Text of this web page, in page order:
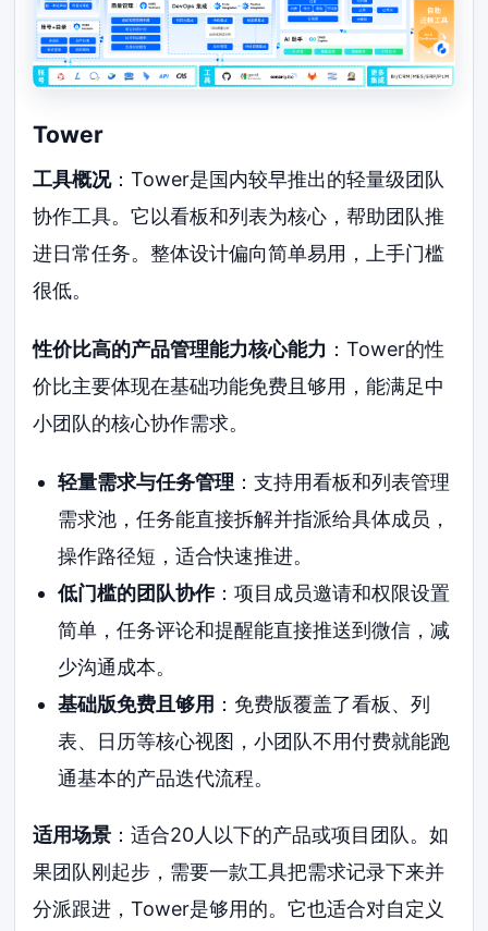
Tower
工具概况：Tower是国内较早推出的轻量级团队
协作工具。它以看板和列表为核心，帮助团队推
进日常任务。整体设计偏向简单易用，上手门槛
很低。
性价比高的产品管理能力核心能力 ：Tower的性
价比主要体现在基础功能免费且够用，能满足中
小团队的核心协作需求。
轻量需求与任务管理 ：支持用看板和列表管理
需求池，任务能直接拆解并指派给具体成员，
操作路径短，适合快速推进。
低门槛的团队协作：项目成员邀请和权限设置
简单，任务评论和提醒能直接推送到微信，减
少沟通成本。
基础版免费且够用 ：免费版覆盖了看板、列
表、日历等核心视图，小团队不用付费就能跑
通基本的产品迭代流程。
适用场景 ：适合20人以下的产品或项目团队。如
果团队刚起步，需要一款工具把需求记录下来并
分派跟进，Tower是够用的。它也适合对自定义